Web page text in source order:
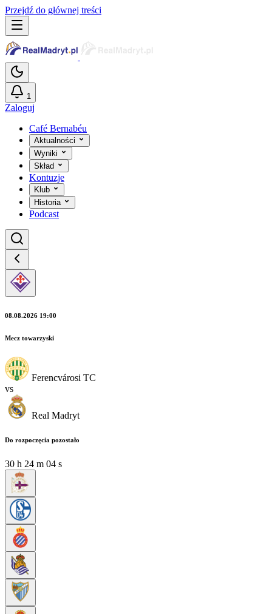
Przejdź do głównej treści
1
Zaloguj
Café Bernabéu
Aktualności
Wyniki
Skład
Kontuzje
Klub
Historia
Podcast
08.08.2026 19:00
Mecz towarzyski
Ferencvárosi TC
vs
Real Madryt
Do rozpoczęcia pozostało
30 h 24 m 02 s